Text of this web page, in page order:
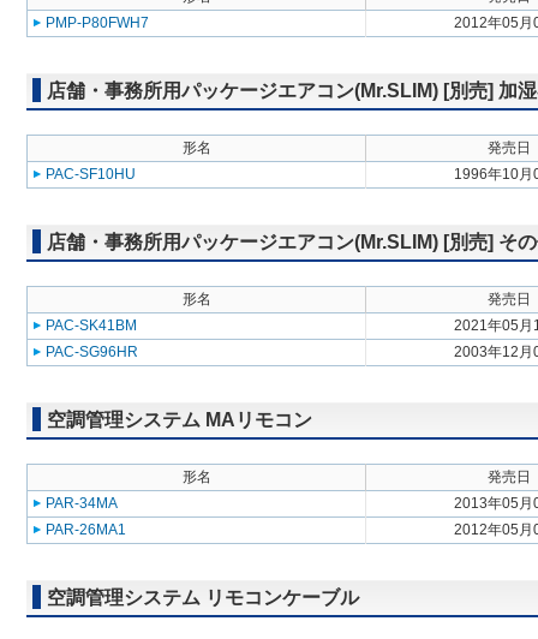
PMP-P80FWH7
2012年05月
店舗・事務所用パッケージエアコン(Mr.SLIM) [別売] 加
形名
発売日
PAC-SF10HU
1996年10月
店舗・事務所用パッケージエアコン(Mr.SLIM) [別売] そ
形名
発売日
PAC-SK41BM
2021年05月
PAC-SG96HR
2003年12月
空調管理システム MAリモコン
形名
発売日
PAR-34MA
2013年05月
PAR-26MA1
2012年05月
空調管理システム リモコンケーブル